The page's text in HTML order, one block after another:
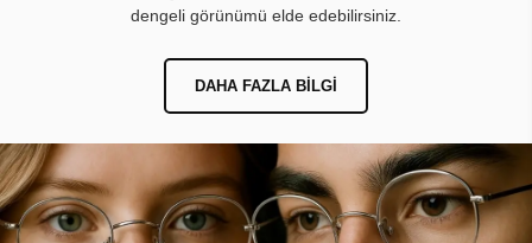
dengeli görünümü elde edebilirsiniz.
DAHA FAZLA BILGI